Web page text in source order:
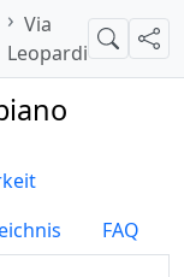
Via
Leopardi
Suche
FAQ